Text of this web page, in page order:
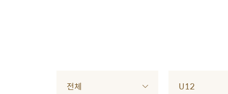
전체 U12